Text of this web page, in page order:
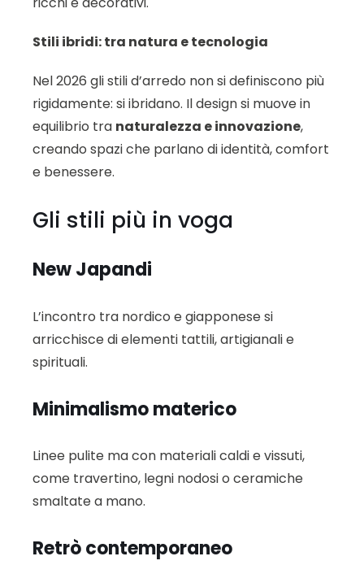
Stili ibridi: tra natura e tecnologia
Nel 2026 gli stili d’arredo non si definiscono più
rigidamente: si ibridano. Il design si muove in
equilibrio tra naturalezza e innovazione,
creando spazi che parlano di identità, comfort
e benessere.
Gli stili più in voga
New Japandi
L’incontro tra nordico e giapponese si
arricchisce di elementi tattili, artigianali e
spirituali.
Minimalismo materico
Linee pulite ma con materiali caldi e vissuti,
come travertino, legni nodosi o ceramiche
smaltate a mano.
Retrò contemporaneo